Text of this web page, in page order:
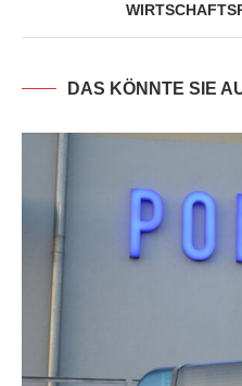
DAS KÖNNTE SIE